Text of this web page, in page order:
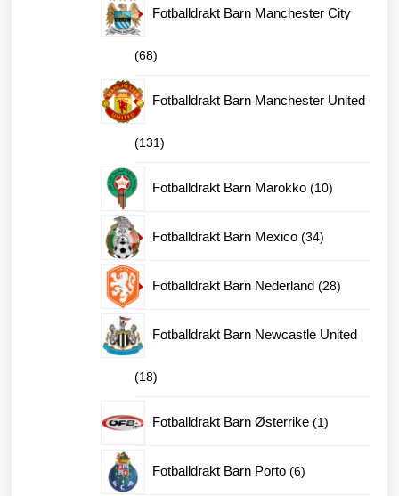
Fotballdrakt Barn Manchester City
6868
produkter
Fotballdrakt Barn Manchester United
131131
produkter
Fotballdrakt Barn Marokko 1010
Fotballdrakt Barn Mexico 3434
Fotballdrakt Barn Nederland 2828
Fotballdrakt Barn Newcastle United
1818
produkter
Fotballdrakt Barn Østerrike 11
Fotballdrakt Barn Porto 66